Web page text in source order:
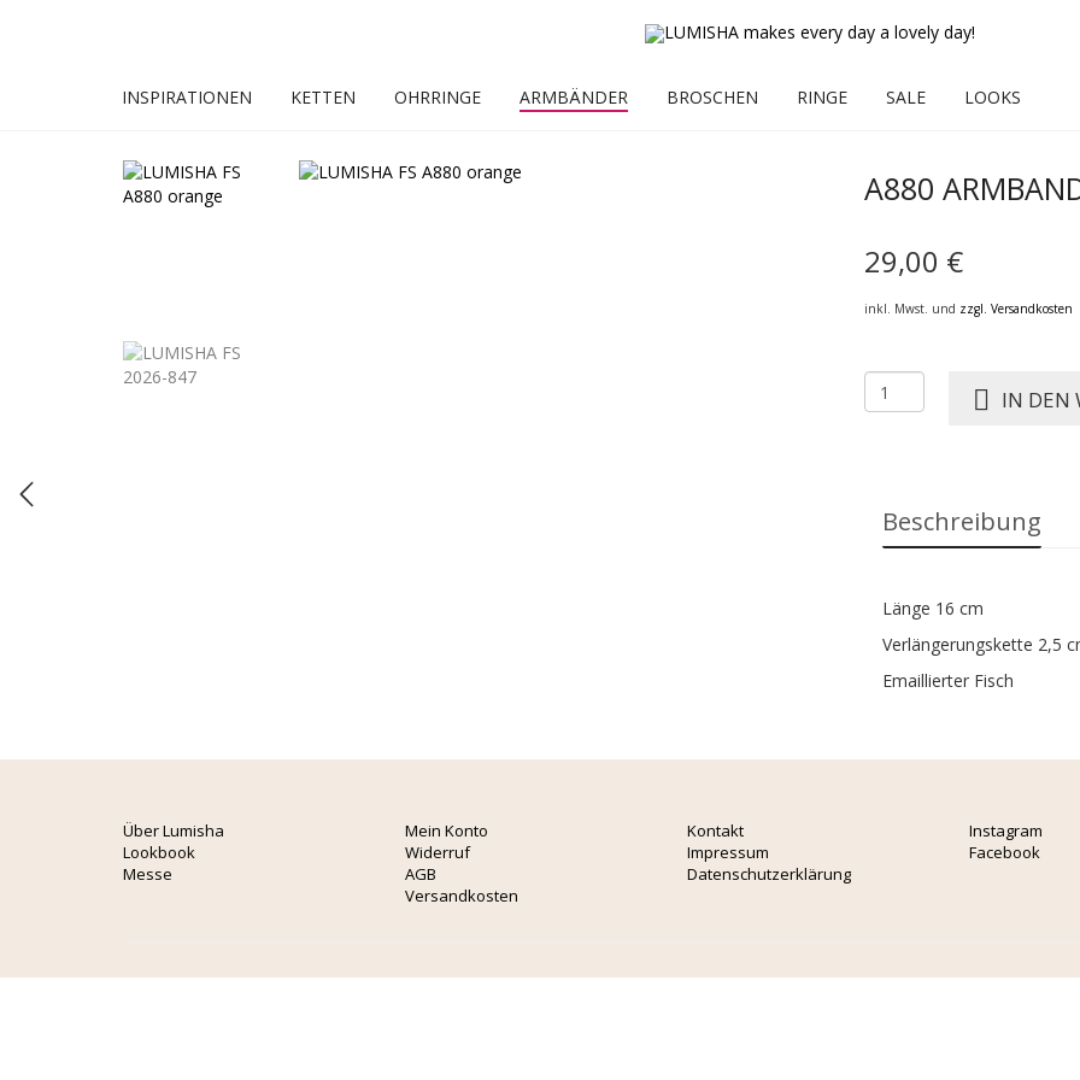
INSPIRATIONEN
KETTEN OHRRINGE ARMBÄNDER BROSCHEN RINGE SALE LOOKS
A880
29,00 €
inkl. Mwst. und zzgl. Versandkosten
A880
ARMBAND
IN DEN
Beschreibung
Länge 16 cm
Verlängerungskette 2,5
Emaillierter Fisch
Über Lumisha
Lookbook
Messe
Mein Konto
Widerruf
AGB
Versandkosten
Kontakt
Impressum
Datenschutzerklärung
Instagram
Facebook